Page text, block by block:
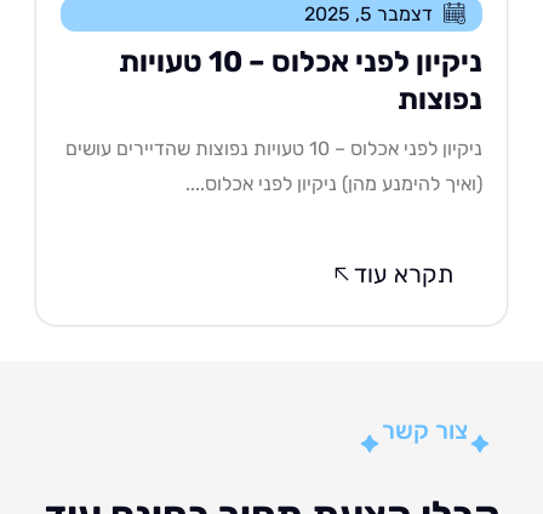
דצמבר 5, 2025
ניקיון לפני אכלוס – 10 טעויות
ניקיון לפני אכלוס – 10 טעויות נפוצות שהדיירים עושים
להימנע מהן) ניקיון לפני אכלוס....
תקרא עוד
צור קשר